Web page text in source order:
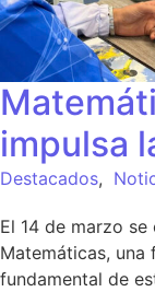
impulsa
Destacados,
El 14 de marzo
Matemáticas, una
fundamental de